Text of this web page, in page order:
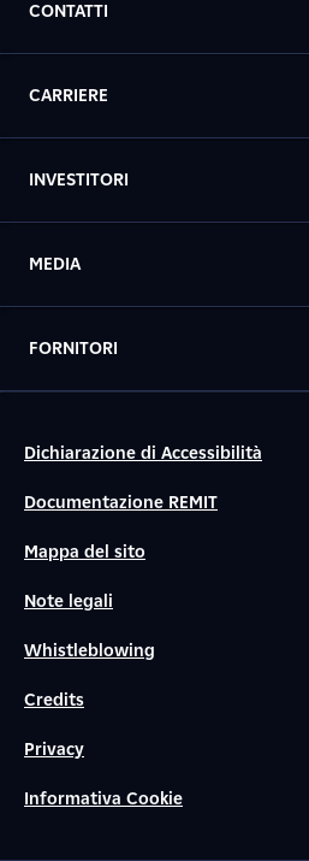
CONTATTI
CARRIERE
INVESTITORI
MEDIA
FORNITORI
Dichiarazione di Accessibilità
Documentazione REMIT
Mappa del sito
Note legali
Whistleblowing
Credits
Privacy
Informativa Cookie